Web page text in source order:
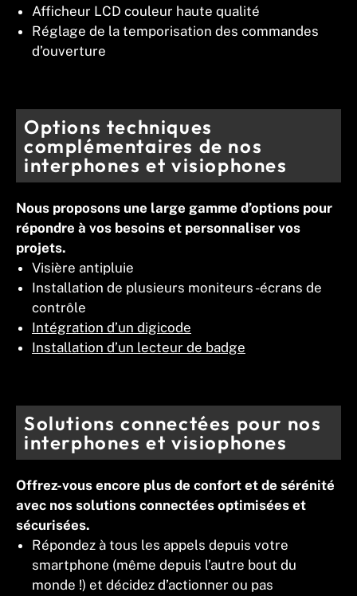
Afficheur LCD couleur haute qualité
Réglage de la temporisation des commandes
d’ouverture
Options techniques
complémentaires de nos
interphones et visiophones
Nous proposons une large gamme d’options pour
répondre à vos besoins et personnaliser vos
projets.
Visière antipluie
Installation de plusieurs moniteurs -écrans de
contrôle
Intégration d’un digicode
Installation d’un lecteur de badge
Solutions connectées pour nos
interphones et visiophones
Offrez-vous encore plus de confort et de sérénité
avec nos solutions connectées optimisées et
sécurisées.
Répondez à tous les appels depuis votre
smartphone (même depuis l’autre bout du
monde !) et décidez d’actionner ou pas